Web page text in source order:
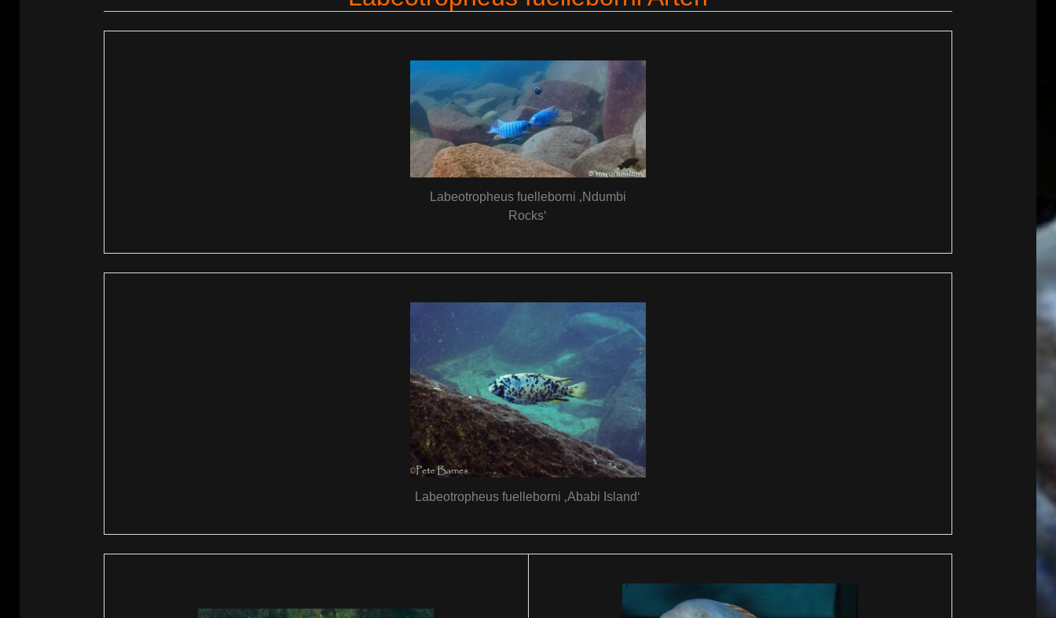
Labeotropheus fuelleborni ‚Ndumbi
Rocks‘
Labeotropheus fuelleborni ‚Ababi Island‘